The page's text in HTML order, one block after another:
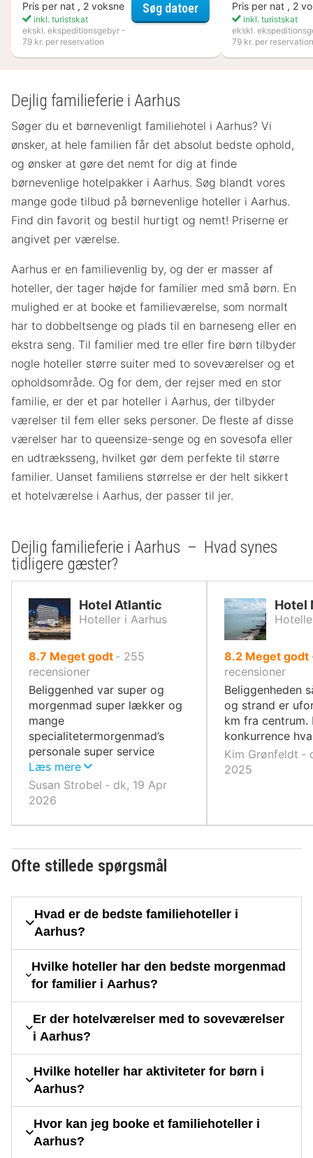
Pris per nat , 2 voksne
inkl. turistskat
ekskl. ekspeditionsgebyr -
79 kr. per reservation
Søg datoerFlädie Mat & Vingård
Pris per nat , 2
inkl. turistskat
ekskl.
79 kr. per reservation
Dejlig familieferie i Aarhus
Søger du et børnevenligt familiehotel i Aarhus? Vi
ønsker, at hele familien får det absolut bedste ophold,
og ønsker at gøre det nemt for dig at finde
børnevenlige hotelpakker i Aarhus. Søg blandt vores
mange gode tilbud på børnevenlige hoteller i Aarhus.
Find din favorit og bestil hurtigt og nemt! Priserne er
angivet per værelse.
Aarhus er en familievenlig by, og der er masser af
hoteller, der tager højde for familier med små børn. En
mulighed er at booke et familieværelse, som normalt
har to dobbeltsenge og plads til en barneseng eller en
ekstra seng. Til familier med tre eller fire børn tilbyder
nogle hoteller større suiter med to soveværelser og et
opholdsområde. Og for dem, der rejser med en stor
familie, er der et par hoteller i Aarhus, der tilbyder
værelser til fem eller seks personer. De fleste af disse
værelser har to queensize-senge og en sovesofa eller
en udtræksseng, hvilket gør dem perfekte til større
familier. Uanset familiens størrelse er der helt sikkert
et hotelværelse i Aarhus, der passer til jer.
Dejlig familieferie i Aarhus – Hvad synes
tidligere gæster?
Hotel Atlantic
Hoteller i Aarhus
8.7 ud
af
10,
Meget godt ‐ 255
recensioner
Beliggenhed var super og
morgenmad super lækker og
mange
specialitetermorgenmad’s
personale super service
mindede og søde
Læs mere
Susan Strobel ‐ dk, 19 Apr
2026
Hotel
8.2 ud
af
10,
Meget godt
recensioner
Beliggenheden
og strand er
km fra centrum.
konkurrence
Kim Grønfeldt ‐
2025
Ofte stillede spørgsmål
Hvad er de bedste familiehoteller i
Aarhus?
Hvilke hoteller har den bedste morgenmad
for familier i Aarhus?
Er der hotelværelser med to soveværelser
i Aarhus?
Hvilke hoteller har aktiviteter for børn i
Aarhus?
Hvor kan jeg booke et familiehoteller i
Aarhus?